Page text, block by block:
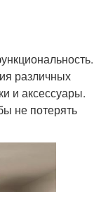
различных
и аксессуары.
не потерять